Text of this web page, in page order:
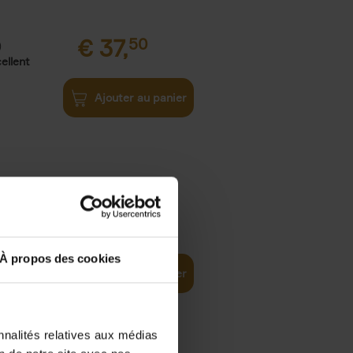
À propos des cookies
relatives aux médias
€ 37,50
Ajouter au panier
world 29,99
Ajouter au panier